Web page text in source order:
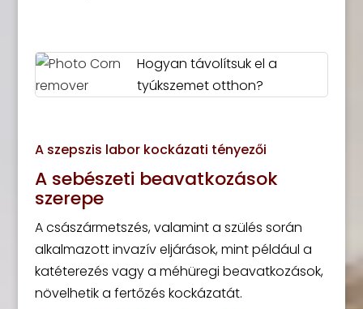
Hogyan távolítsuk el a
tyúkszemet otthon?
A szepszis labor kockázati tényezői
A sebészeti beavatkozások
szerepe
A császármetszés, valamint a szülés során
alkalmazott invazív eljárások, mint például a
katéterezés vagy a méhüregi beavatkozások,
növelhetik a fertőzés kockázatát.